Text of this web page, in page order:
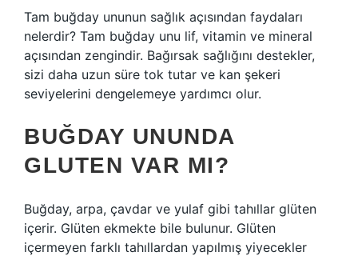
Tam buğday ununun sağlık açısından faydaları
nelerdir? Tam buğday unu lif, vitamin ve mineral
açısından zengindir. Bağırsak sağlığını destekler,
sizi daha uzun süre tok tutar ve kan şekeri
seviyelerini dengelemeye yardımcı olur.
BUĞDAY UNUNDA
GLUTEN VAR MI?
Buğday, arpa, çavdar ve yulaf gibi tahıllar glüten
içerir. Glüten ekmekte bile bulunur. Glüten
içermeyen farklı tahıllardan yapılmış yiyecekler